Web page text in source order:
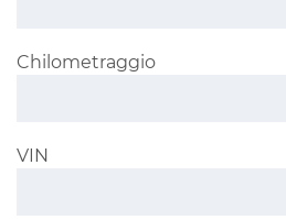
Chilometraggio
VIN